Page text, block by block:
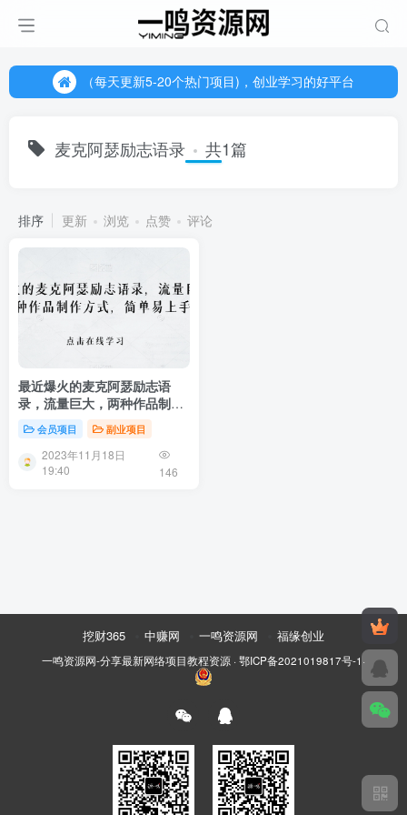
（每天更新5-20个热门项目)，创业学习的好平台
（每天更新5-20个热门项目)，创业学习的好平台
麦克阿瑟励志语录 共1篇
排序 更新 浏览 点赞 评论
最近爆火的麦克阿瑟励志语
录，流量巨大，两种作品制作
方式，简单易上手【揭秘】
会员项目 副业项目
2023年11月18日
19:40
146
挖财365 中赚网 一鸣资源网 福缘创业
一鸣资源网-分享最新网络项目教程资源 · 鄂ICP备2021019817号-1 ·